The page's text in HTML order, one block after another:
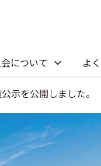
について よ
を公開しました。